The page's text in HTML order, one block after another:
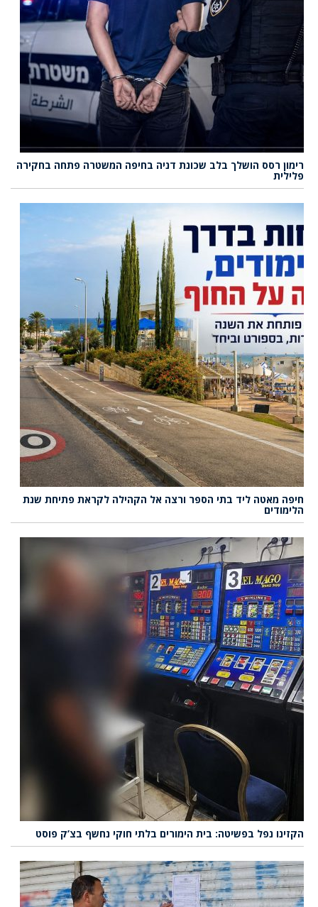
רימון רסס הושלך בלב שכונת דניה בחיפה המשטרה פתחה בחקירה
פלילית
חיפה מאטה ליד בתי הספר ורצה אל הקהילה לקראת פתיחת שנת
הלימודים
הקזינו נפל בפשיטה: בית הימורים בלתי חוקי נחשף בצ’ק פוסט